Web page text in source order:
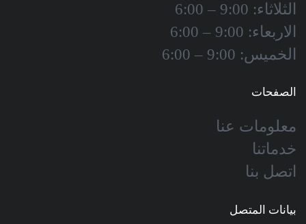
الثلاثاء: 9:00 – 6:00
الاربعاء: 9:00 – 6:00
الخميس: 9:00 – 6:00
الصفحات
معلومات عنا
خدماتنا
اتصل بنا
بيانات المتصل